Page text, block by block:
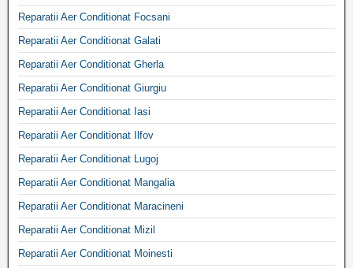
Reparatii Aer Conditionat Focsani
Reparatii Aer Conditionat Galati
Reparatii Aer Conditionat Gherla
Reparatii Aer Conditionat Giurgiu
Reparatii Aer Conditionat Iasi
Reparatii Aer Conditionat Ilfov
Reparatii Aer Conditionat Lugoj
Reparatii Aer Conditionat Mangalia
Reparatii Aer Conditionat Maracineni
Reparatii Aer Conditionat Mizil
Reparatii Aer Conditionat Moinesti